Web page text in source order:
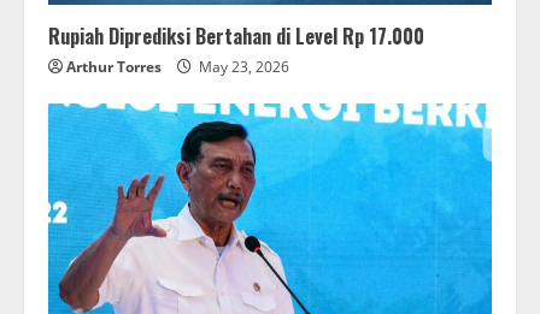
Rupiah Diprediksi Bertahan di Level Rp 17.000
Arthur Torres May 23, 2026